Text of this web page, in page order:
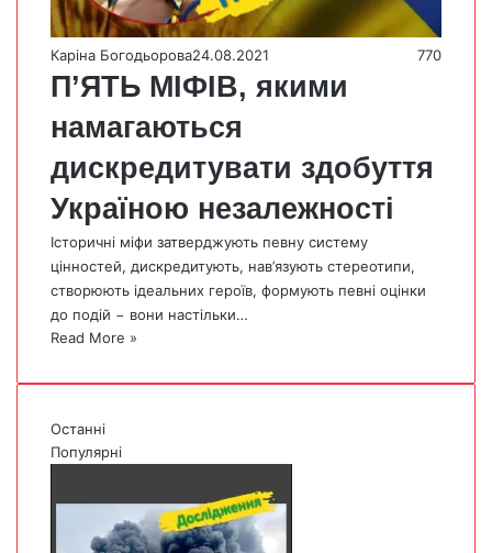
Каріна Богодьорова24.08.2021 770
П’ЯТЬ МІФІВ, якими
намагаються
дискредитувати здобуття
Україною незалежності
Історичні міфи затверджують певну систему
цінностей, дискредитують, нав’язують стереотипи,
створюють ідеальних героїв, формують певні оцінки
до подій − вони настільки…
Read More »
Останні
Популярні